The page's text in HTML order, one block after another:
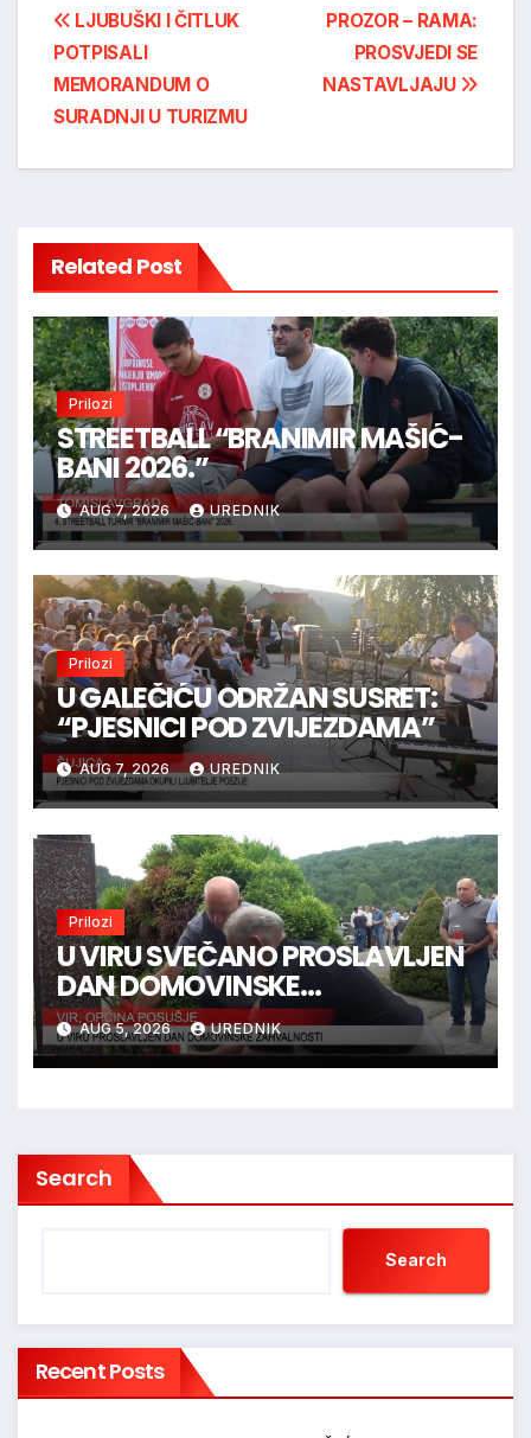
Post
navigation
PROZOR – RAMA:
PROSVJEDI SE
NASTAVLJAJU
LJUBUŠKI I ČITLUK
POTPISALI
MEMORANDUM O
SURADNJI U TURIZMU
Related Post
Prilozi
STREETBALL “BRANIMIR MAŠIĆ-
BANI 2026.”
AUG 7, 2026 UREDNIK
Prilozi
U GALEČIĆU ODRŽAN SUSRET:
“PJESNICI POD ZVIJEZDAMA”
AUG 7, 2026 UREDNIK
Prilozi
U VIRU SVEČANO PROSLAVLJEN
DAN DOMOVINSKE
ZAHVALNOSTI
AUG 5, 2026 UREDNIK
Search
Search
Recent Posts